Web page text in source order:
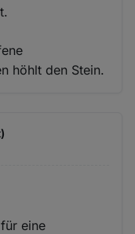
höhlt den Stein.
eine